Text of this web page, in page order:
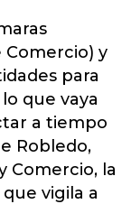
Comercio) y
para
que vaya
a tiempo
Robledo,
Comercio, la
vigila a